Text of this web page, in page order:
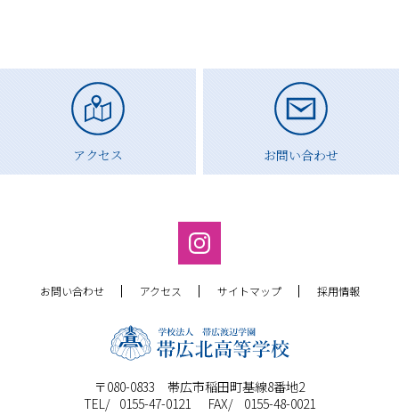
アクセス お問い合わせ
お問い合わせ アクセス サイトマップ 採用情報
〒080-0833 帯広市稲田町基線8番地2
0155-47-0121
0155-48-0021